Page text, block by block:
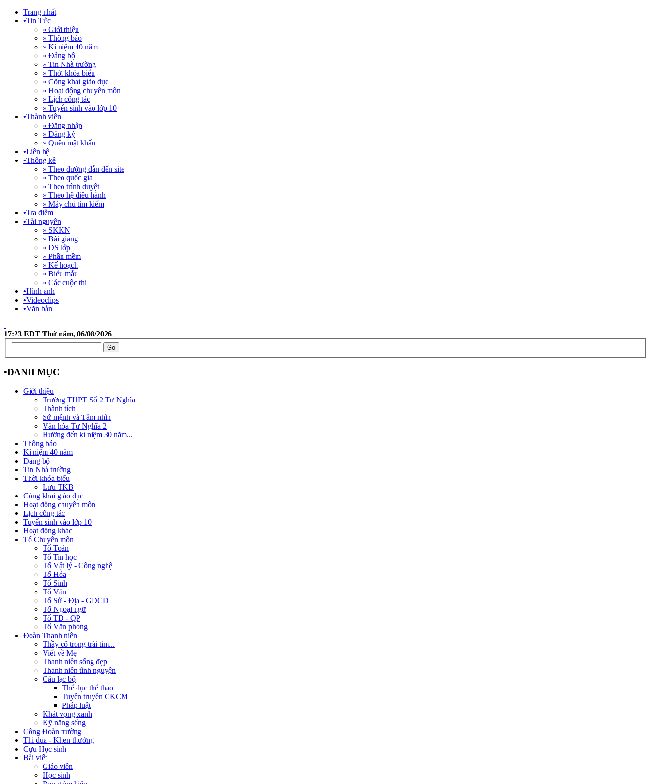
Trang nhất
•Tin Tức
» Giới thiệu
» Thông báo
» Kỉ niệm 40 năm
» Đảng bộ
» Tin Nhà trường
» Thời khóa biểu
» Công khai giáo dục
» Hoạt động chuyên môn
» Lịch công tác
» Tuyển sinh vào lớp 10
•Thành viên
» Đăng nhập
» Đăng ký
» Quên mật khẩu
•Liên hệ
•Thống kê
» Theo đường dẫn đến site
» Theo quốc gia
» Theo trình duyệt
» Theo hệ điều hành
» Máy chủ tìm kiếm
•Tra điểm
•Tài nguyên
» SKKN
» Bài giảng
» DS lớp
» Phần mềm
» Kế hoạch
» Biểu mẫu
» Các cuộc thi
•Hình ảnh
•Videoclips
•Văn bản
17:23 EDT Thứ năm, 06/08/2026
•DANH MỤC
Giới thiệu
Trường THPT Số 2 Tư Nghĩa
Thành tích
Sứ mệnh và Tầm nhìn
Văn hóa Tư Nghĩa 2
Hướng đến kỉ niệm 30 năm...
Thông báo
Kỉ niệm 40 năm
Đảng bộ
Tin Nhà trường
Thời khóa biểu
Lưu TKB
Công khai giáo dục
Hoạt động chuyên môn
Lịch công tác
Tuyển sinh vào lớp 10
Hoạt động khác
Tổ Chuyên môn
Tổ Toán
Tổ Tin học
Tổ Vật lý - Công nghệ
Tổ Hóa
Tổ Sinh
Tổ Văn
Tổ Sử - Địa - GDCD
Tổ Ngoại ngữ
Tổ TD - QP
Tổ Văn phòng
Đoàn Thanh niên
Thầy cô trong trái tim...
Viết về Mẹ
Thanh niên sống đẹp
Thanh niên tình nguyện
Câu lạc bộ
Thể dục thể thao
Tuyên truyền CKCM
Pháp luật
Khát vọng xanh
Kỹ năng sống
Công Đoàn trường
Thi đua - Khen thưởng
Cựu Học sinh
Bài viết
Giáo viên
Học sinh